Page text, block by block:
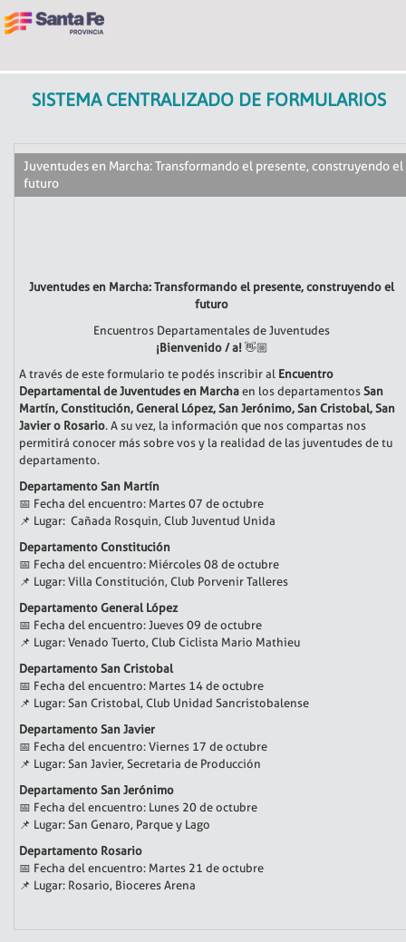
SISTEMA CENTRALIZADO DE FORMULARIOS
Juventudes en Marcha: Transformando el presente, construyendo el
futuro
Juventudes en Marcha: Transformando el presente, construyendo el
futuro
Encuentros Departamentales de Juventudes
¡Bienvenido / a!👋🏼
A través de este formulario te podés inscribir al Encuentro
Departamental de Juventudes en Marchaen los departamentosSan
Martín, Constitución, General López, San Jerónimo, San Cristobal, San
Javier o Rosario. A su vez, la información que nos compartas nos
permitirá conocer más sobre vos y la realidad de las juventudes de tu
departamento.
Departamento San Martín
📅 Fecha del encuentro: Martes 07 de octubre
📌 Lugar: Cañada Rosquin, Club Juventud Unida
Departamento Constitución
📅 Fecha del encuentro: Miércoles 08 de octubre
📌 Lugar: Villa Constitución, Club Porvenir Talleres
Departamento General López
📅 Fecha del encuentro: Jueves 09 de octubre
📌 Lugar: Venado Tuerto, Club Ciclista Mario Mathieu
Departamento San Cristobal
📅 Fecha del encuentro: Martes 14 de octubre
📌 Lugar: San Cristobal, Club Unidad Sancristobalense
Departamento San Javier
📅 Fecha del encuentro: Viernes 17 de octubre
📌 Lugar: San Javier, Secretaria de Producción
Departamento San Jerónimo
📅 Fecha del encuentro: Lunes 20 de octubre
📌 Lugar: San Genaro, Parque y Lago
Departamento Rosario
📅 Fecha del encuentro: Martes 21 de octubre
📌 Lugar: Rosario, Bioceres Arena